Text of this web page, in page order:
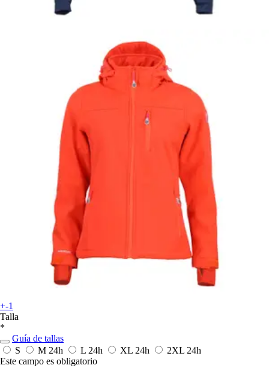
+-1
Talla
*
Guía de tallas
S
M 24h L 24h XL 24h 2XL 24h
Este campo es obligatorio